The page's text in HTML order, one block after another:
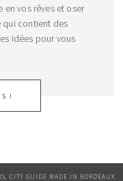
en vos rêves et oser
qui contient des
idées pour vous
!
CITY GUIDE MADE IN BORDEAUX.